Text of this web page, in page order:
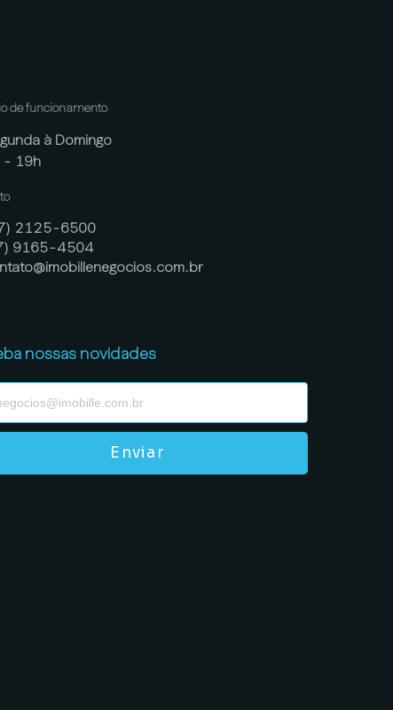
de funcionamento
à Domingo
- 19h
2125-6500
9165-4504
nossas novidades
Enviar